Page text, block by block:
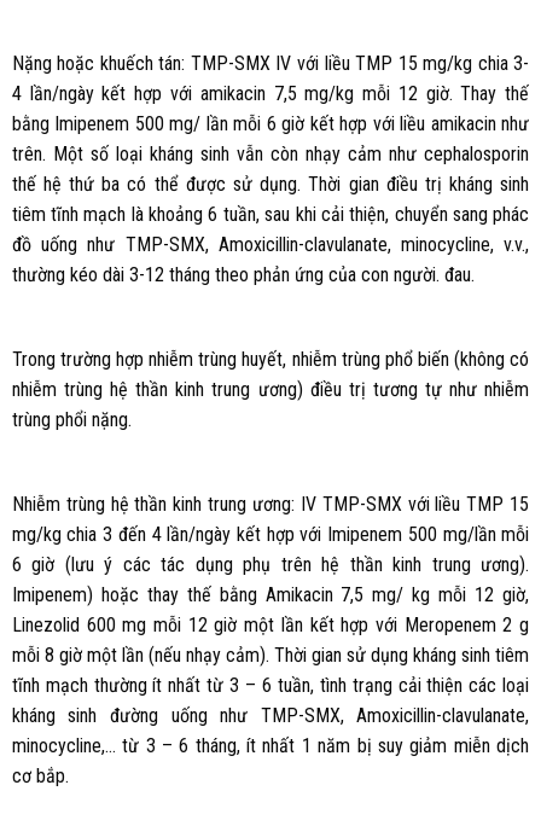
Nặng hoặc khuếch tán: TMP-SMX IV với liều TMP 15 mg/kg chia 3-
4 lần/ngày kết hợp với amikacin 7,5 mg/kg mỗi 12 giờ. Thay thế
bằng Imipenem 500 mg/ lần mỗi 6 giờ kết hợp với liều amikacin như
trên. Một số loại kháng sinh vẫn còn nhạy cảm như cephalosporin
thế hệ thứ ba có thể được sử dụng. Thời gian điều trị kháng sinh
tiêm tĩnh mạch là khoảng 6 tuần, sau khi cải thiện, chuyển sang phác
đồ uống như TMP-SMX, Amoxicillin-clavulanate, minocycline, v.v.,
thường kéo dài 3-12 tháng theo phản ứng của con người. đau.
Trong trường hợp nhiễm trùng huyết, nhiễm trùng phổ biến (không có
nhiễm trùng hệ thần kinh trung ương) điều trị tương tự như nhiễm
trùng phổi nặng.
Nhiễm trùng hệ thần kinh trung ương: IV TMP-SMX với liều TMP 15
mg/kg chia 3 đến 4 lần/ngày kết hợp với Imipenem 500 mg/lần mỗi
6 giờ (lưu ý các tác dụng phụ trên hệ thần kinh trung ương).
Imipenem) hoặc thay thế bằng Amikacin 7,5 mg/ kg mỗi 12 giờ,
Linezolid 600 mg mỗi 12 giờ một lần kết hợp với Meropenem 2 g
mỗi 8 giờ một lần (nếu nhạy cảm). Thời gian sử dụng kháng sinh tiêm
tĩnh mạch thường ít nhất từ 3 – 6 tuần, tình trạng cải thiện các loại
kháng sinh đường uống như TMP-SMX, Amoxicillin-clavulanate,
minocycline,… từ 3 – 6 tháng, ít nhất 1 năm bị suy giảm miễn dịch
cơ bắp.